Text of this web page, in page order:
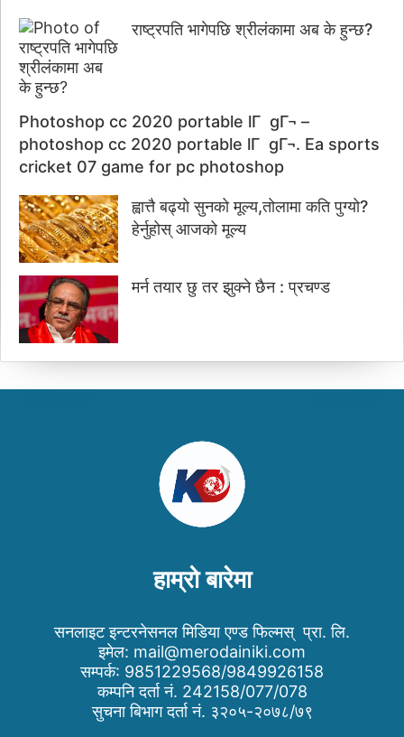
राष्ट्रपति भागेपछि श्रीलंकामा अब के हुन्छ?
Photoshop cc 2020 portable lГ gГ¬ –
photoshop cc 2020 portable lГ gГ¬. Ea sports
cricket 07 game for pc photoshop
ह्वात्तै बढ्यो सुनको मूल्य,तोलामा कति पुग्यो?
हेर्नुहोस् आजको मूल्य
मर्न तयार छु तर झुक्ने छैन : प्रचण्ड
हाम्रो बारेमा
सनलाइट इन्टरनेसनल मिडिया एण्ड फिल्मस् प्रा. लि.
इमेल: mail@merodainiki.com
सम्पर्क: 9851229568/9849926158
कम्पनि दर्ता नं. 242158/077/078
सुचना बिभाग दर्ता नं. ३२०५-२०७८/७९